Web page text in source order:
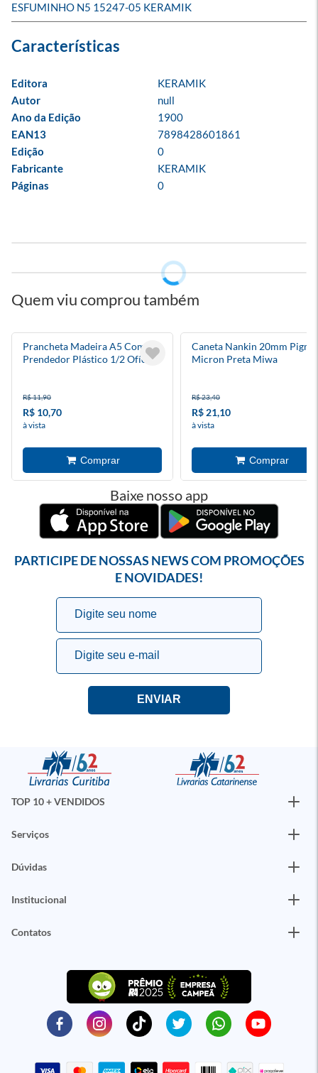
ESFUMINHO N5 15247-05 KERAMIK
Editora
KERAMIK
Autor
null
Ano da Edição
1900
EAN13
7898428601861
Edição
0
Fabricante
KERAMIK
Páginas
0
Quem viu comprou também
Prancheta Madeira A5 Com
Prendedor Plástico 1/2 Ofício
R$ 11,90
R$ 10,70
à vista
Caneta Nankin 20mm Pigma
Micron Preta Miwa
R$ 23,40
R$ 21,10
à vista
Baixe nosso app
PARTICIPE DE NOSSAS NEWS COM PROMOÇÕES
E NOVIDADES!
TOP 10 + VENDIDOS
Serviços
Dúvidas
Institucional
Contatos